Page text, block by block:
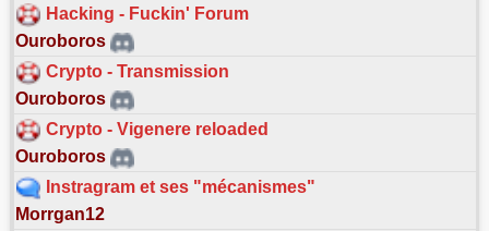
Hacking - Fuckin' Forum
Ouroboros
Crypto - Transmission
Ouroboros
Crypto - Vigenere reloaded
Ouroboros
Instragram et ses "mécanismes"
Morrgan12